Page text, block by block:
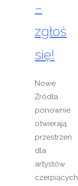
–
zgłoś
się!
Nowe
Źródła
ponownie
otwierają
przestrzeń
dla
artystów
czerpiących